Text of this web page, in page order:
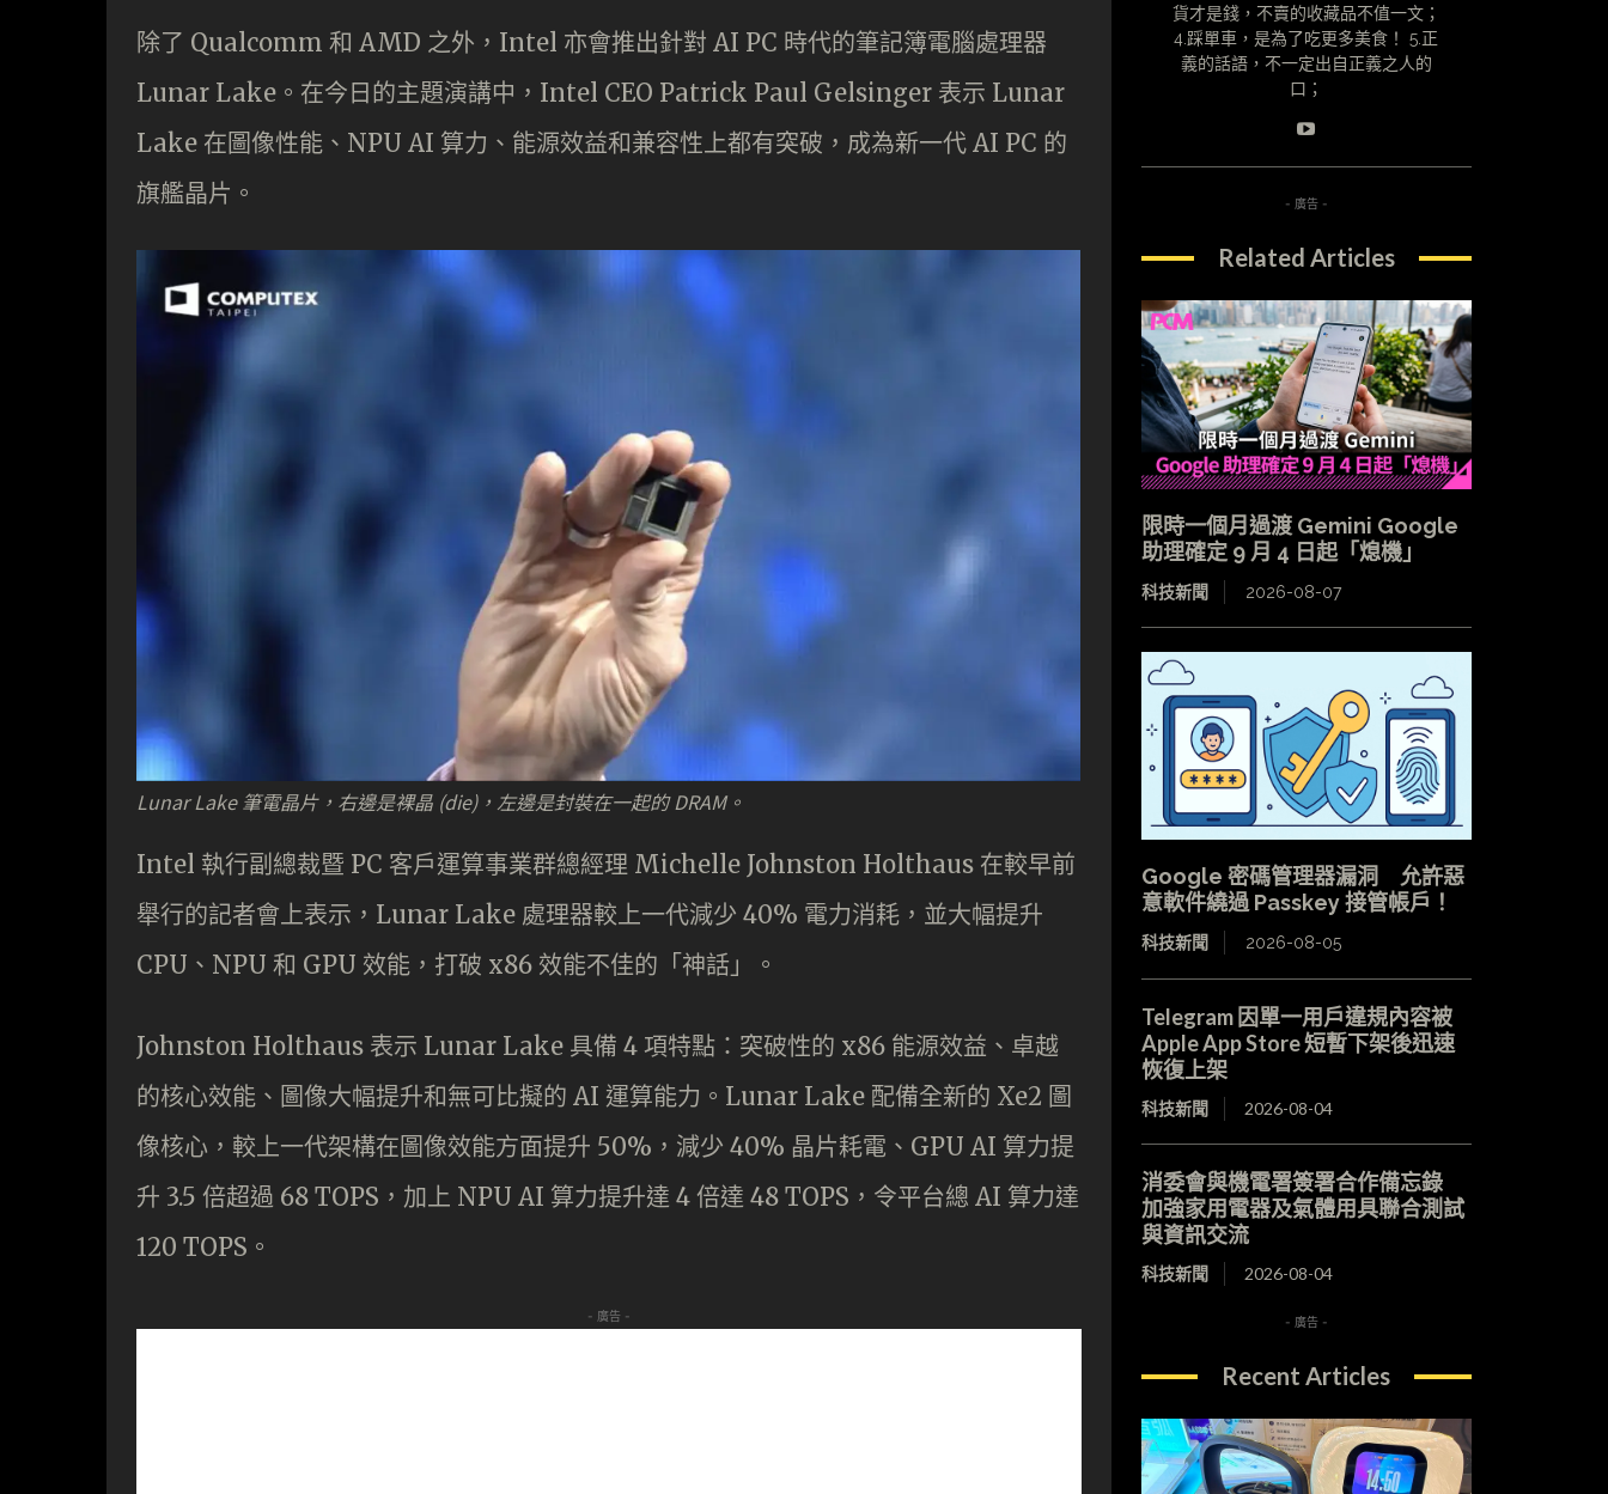
除了 Qualcomm 和 AMD 之外，Intel 亦會推出針對 AI PC 時代的筆記簿電腦處理器
Lunar Lake。在今日的主題演講中，Intel CEO Patrick Paul Gelsinger 表示 Lunar
Lake 在圖像性能、NPU AI 算力、能源效益和兼容性上都有突破，成為新一代 AI PC 的
旗艦晶片。
Lunar Lake 筆電晶片，右邊是裸晶 (die)，左邊是封裝在一起的 DRAM。
Intel 執行副總裁暨 PC 客戶運算事業群總經理 Michelle Johnston Holthaus 在較早前
舉行的記者會上表示，Lunar Lake 處理器較上一代減少 40% 電力消耗，並大幅提升
CPU、NPU 和 GPU 效能，打破 x86 效能不佳的「神話」。
Johnston Holthaus 表示 Lunar Lake 具備 4 項特點：突破性的 x86 能源效益、卓越
的核心效能、圖像大幅提升和無可比擬的 AI 運算能力。Lunar Lake 配備全新的 Xe2 圖
像核心，較上一代架構在圖像效能方面提升 50%，減少 40% 晶片耗電、GPU AI 算力提
升 3.5 倍超過 68 TOPS，加上 NPU AI 算力提升達 4 倍達 48 TOPS，令平台總 AI 算力達
120 TOPS。
- 廣告 -
貨才是錢，不賣的收藏品不值一文；
4.踩單車，是為了吃更多美食！ 5.正
義的話語，不一定出自正義之人的
口；
- 廣告 -
Related Articles
限時一個月過渡 Gemini Google
助理確定 9 月 4 日起「熄機」
科技新聞 2026-08-07
Google 密碼管理器漏洞 允許惡
意軟件繞過 Passkey 接管帳戶！
科技新聞 2026-08-05
Telegram 因單一用戶違規內容被
Apple App Store 短暫下架後迅速
恢復上架
科技新聞 2026-08-04
消委會與機電署簽署合作備忘錄
加強家用電器及氣體用具聯合測試
與資訊交流
科技新聞 2026-08-04
- 廣告 -
Recent Articles